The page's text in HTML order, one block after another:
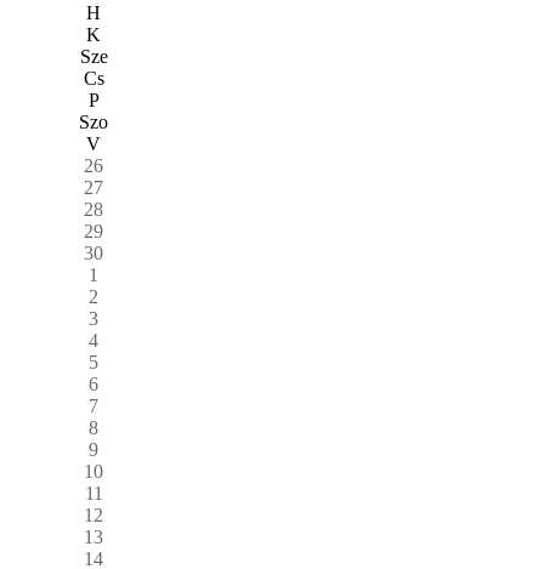
H
K
Sze
Cs
P
Szo
V
26
27
28
29
30
1
2
3
4
5
6
7
8
9
10
11
12
13
14